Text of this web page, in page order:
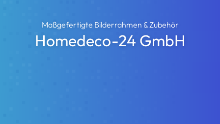
Maßgefertigte Bilderrahmen & Zubehör
Homedeco-24 GmbH